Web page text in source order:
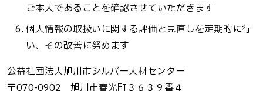
ご本人であることを確認させていただきます
個人情報の取扱いに関する評価と見直しを定期的に行
い、その改善に努めます
公益社団法人旭川市シルバー人材センター
〒070-0902 旭川市春光町３６３９番４